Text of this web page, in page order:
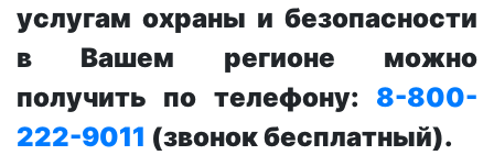
услугам охраны и безопасности
в Вашем регионе можно
получить по телефону: 8-800-
222-9011 (звонок бесплатный).